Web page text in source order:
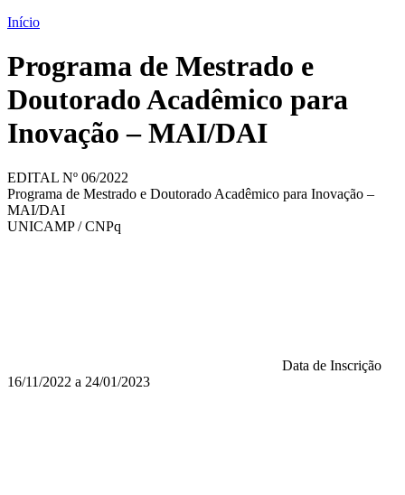
Início
Programa de Mestrado e
Doutorado Acadêmico para
Inovação – MAI/DAI
EDITAL Nº 06/2022
Programa de Mestrado e Doutorado Acadêmico para Inovação –
MAI/DAI
UNICAMP / CNPq
Data de Inscrição
16/11/2022 a 24/01/2023